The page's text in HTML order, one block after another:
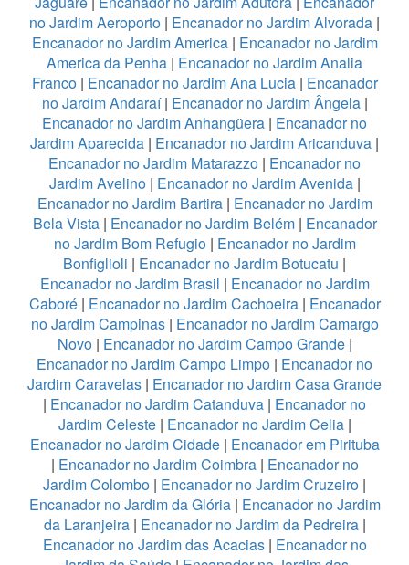
no Jardim Aeroporto | Encanador no Jardim Alvorada |
Encanador no Jardim America| Encanador no Jardim
America da Penha | Encanador no Jardim Analia
Franco| Encanador no Jardim Ana Lucia| Encanador
no Jardim Andaraí| Encanador no Jardim Ângela|
Encanador no Jardim Anhangüera | Encanador no
Jardim Aparecida | Encanador no Jardim Aricanduva |
Encanador no Jardim Matarazzo | Encanador no
Jardim Avelino| Encanador no Jardim Avenida|
Encanador no Jardim Bartira| Encanador no Jardim
Bela Vista| Encanador no Jardim Belém| Encanador
no Jardim Bom Refugio| Encanador no Jardim
Bonfiglioli | Encanador no Jardim Botucatu |
Encanador no Jardim Brasil | Encanador no Jardim
Caboré| Encanador no Jardim Cachoeira| Encanador
no Jardim Campinas| Encanador no Jardim Camargo
Novo| Encanador no Jardim Campo Grande|
Encanador no Jardim Campo Limpo | Encanador no
Jardim Caravelas | Encanador no Jardim Casa Grande
| Encanador no Jardim Catanduva | Encanador no
Jardim Celeste| Encanador no Jardim Celia|
Encanador no Jardim Cidade| Encanador em Pirituba
| Encanador no Jardim Coimbra| Encanador no
Jardim Colombo | Encanador no Jardim Cruzeiro |
Encanador no Jardim da Glória| Encanador no Jardim
da Laranjeira| Encanador no Jardim da Pedreira|
Encanador no Jardim das Acacias| Encanador no